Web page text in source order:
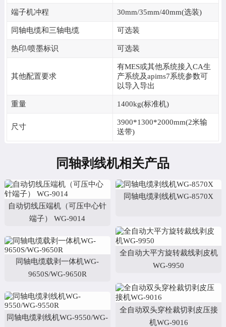
端子机冲程 30mm/35mm/40mm(选装)
同轴电缆和三轴电缆 可选装
热印/喷墨标识 可选装
其他配置要求
有MES或其他系统接入CA生
产系统及apims7系统参数可
以导入导出
重量 1400kg(标准机)
尺寸
3900*1300*2000mm(2米输
送带)
同轴剥线机相关产品
自动切线压端机（可压中心针
端子） WG-9014
同轴电缆载剥一体机WG-
9650S/WG-9650R
同轴电缆剥线机WG-9550/WG-
同轴电缆剥线机WG-8570X
全自动大平方旋转裁线剥皮机
WG-9950
全自动双头穿栓裁切剥皮压接
机WG-9016